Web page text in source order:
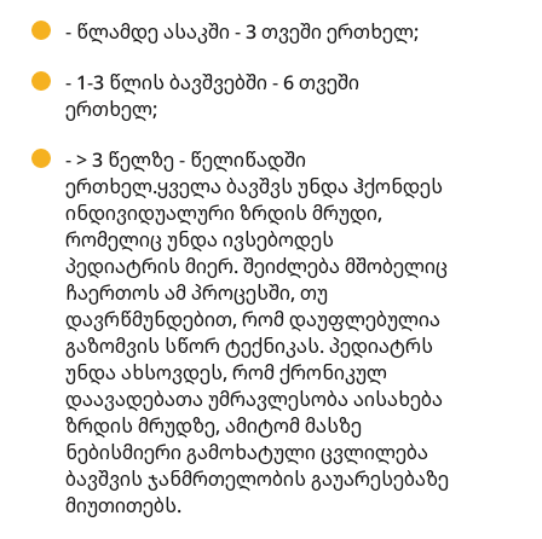
- წლამდე ასაკში - 3 თვეში ერთხელ;
- 1-3 წლის ბავშვებში - 6 თვეში
ერთხელ;
- > 3 წელზე - წელიწადში
ერთხელ.ყველა ბავშვს უნდა ჰქონდეს
ინდივიდუალური ზრდის მრუდი,
რომელიც უნდა ივსებოდეს
პედიატრის მიერ. შეიძლება მშობელიც
ჩაერთოს ამ პროცესში, თუ
დავრწმუნდებით, რომ დაუფლებულია
გაზომვის სწორ ტექნიკას. პედიატრს
უნდა ახსოვდეს, რომ ქრონიკულ
დაავადებათა უმრავლესობა აისახება
ზრდის მრუდზე, ამიტომ მასზე
ნებისმიერი გამოხატული ცვლილება
ბავშვის ჯანმრთელობის გაუარესებაზე
მიუთითებს.